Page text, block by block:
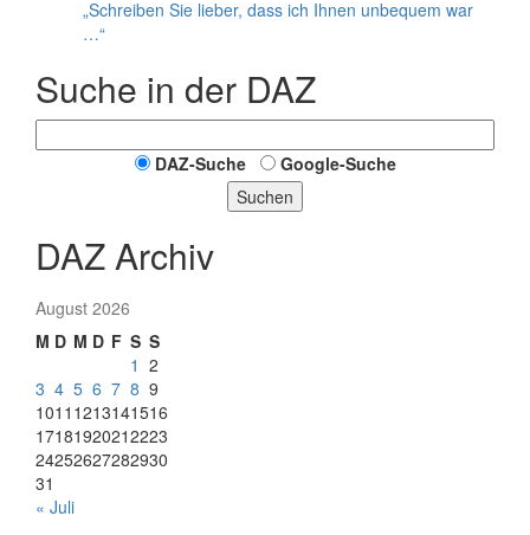
„Schreiben Sie lieber, dass ich Ihnen unbequem war
…“
Suche in der DAZ
DAZ-Suche
Google-Suche
Suchen
DAZ Archiv
August 2026
M D M D F S S
1 2
3 4 5 6 7 8 9
1011 1213141516
17181920212223
24252627282930
31
« Juli